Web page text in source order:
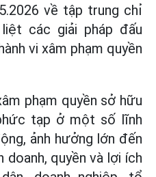
về tập trung chỉ
các giải pháp đấu
vi xâm phạm quyền
phạm quyền sở hữu
tạp ở một số lĩnh
ảnh hưởng lớn đến
quyền và lợi ích